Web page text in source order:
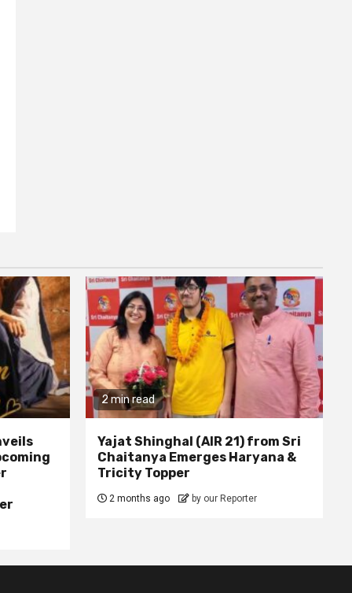
2 min read
Yajat Shinghal (AIR 21) from Sri
Chaitanya Emerges Haryana &
Tricity Topper
2 months ago by our Reporter